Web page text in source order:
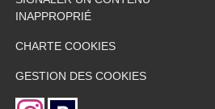
INAPPROPRIÉ
CHARTE COOKIES
GESTION DES COOKIES